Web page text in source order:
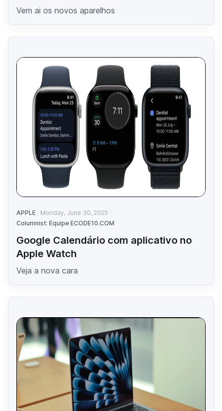
Vem ai os novos aparelhos
APPLE
Monday, June 30, 2025
Columnist: Equipe ECODE10.COM
Google Calendário com aplicativo no
Apple Watch
Veja a nova cara